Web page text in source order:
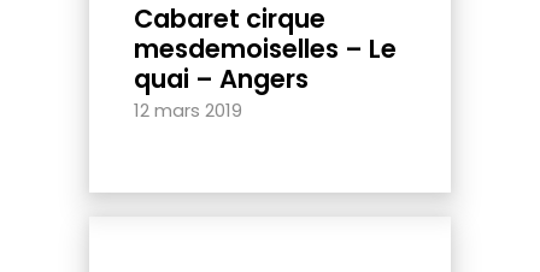
Cabaret cirque
mesdemoiselles – Le
quai – Angers
12 mars 2019